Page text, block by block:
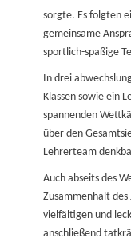
sorgte. Es folgten
gemeinsame
sportlich-spaßige
In drei
Klassen sowie ein
spannenden
über den
Lehrerteam
Auch abseits des
Zusammenhalt des
vielfältigen und
anschließend